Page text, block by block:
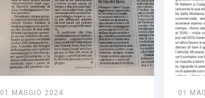
01 MAGGIO 2024 01